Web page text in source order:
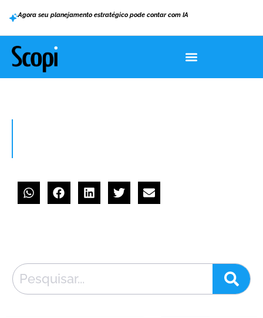
Agora seu planejamento estratégico pode contar com IA